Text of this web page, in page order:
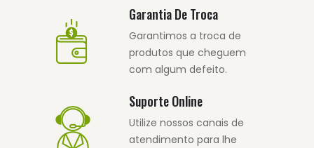
Garantia De Troca
Garantimos a troca de
produtos que cheguem
com algum defeito.
Suporte Online
Utilize nossos canais de
atendimento para lhe